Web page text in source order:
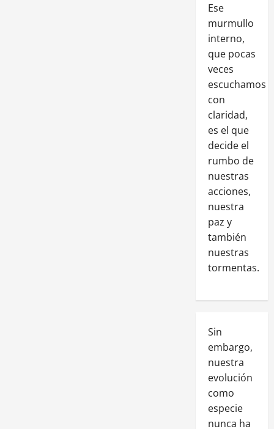
Ese
murmullo
interno,
que pocas
veces
escuchamos
con
claridad,
es el que
decide el
rumbo de
nuestras
acciones,
nuestra
paz y
también
nuestras
tormentas.
Sin
embargo,
nuestra
evolución
como
especie
nunca ha